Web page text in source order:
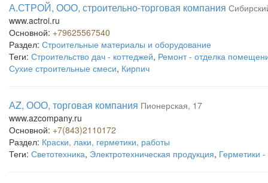
А.СТРОЙ, ООО, строительно-торговая компания
www.actroi.ru
Основной: +79625567540
Раздел: Строительные материалы и оборудование
Теги: Строительство дач - коттеджей, Ремонт - отделка
Сухие строительные смеси, Кирпич
АZ, ООО, торговая компания Пионерская, 17
www.azcompany.ru
Основной: +7(843)2110172
Раздел: Краски, лаки, герметики, работы
Теги: Светотехника, Электротехническая продукция, Герметики